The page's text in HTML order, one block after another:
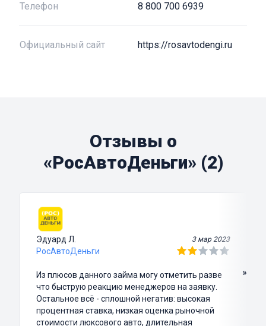
Телефон 8 800 700 6939
Официальный сайт https://rosavtodengi.ru
Отзывы о
«РосАвтоДеньги» (2)
Эдуард Л. 3 мар 2023
РосАвтоДеньги
Из плюсов данного займа могу отметить разве
что быструю реакцию менеджеров на заявку.
Остальное всё - сплошной негатив: высокая
процентная ставка, низкая оценка рыночной
стоимости люксового авто, длительная
»